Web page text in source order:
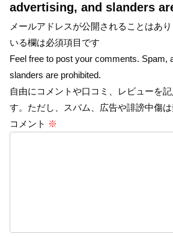
advertising, and slanders
メールアドレスが公開されることはあり
いる欄は必須項目です
Feel free to post your comments. Spam,
slanders are prohibited.
自由にコメントや口コミ、レビューを
す。ただし、スパム、広告や誹謗中傷は
コメント ※